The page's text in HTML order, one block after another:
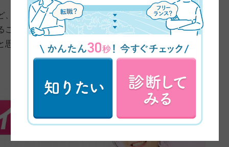
簡単に写真を入れたりとか、本当簡単なものしか作
とが楽しくて、少しデザインも変えたりとかもして
思ったのがきっかけです。